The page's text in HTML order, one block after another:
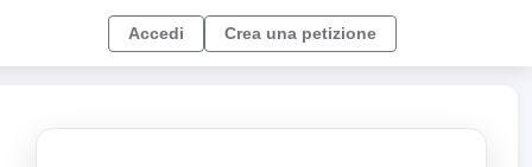
Accedi Crea una petizione